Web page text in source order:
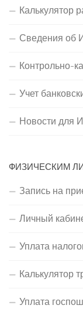
Калькулятор
Сведения об
Контрольно-
Учет
Новости для
ФИЗИЧЕСКИМ
Запись на
Личный
Уплата
Калькулятор
Уплата